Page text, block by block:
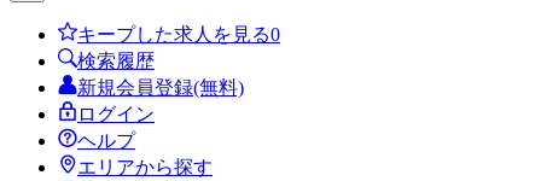
キープした求人を見る0
検索履歴
新規会員登録(無料)
ログイン
ヘルプ
エリアから探す